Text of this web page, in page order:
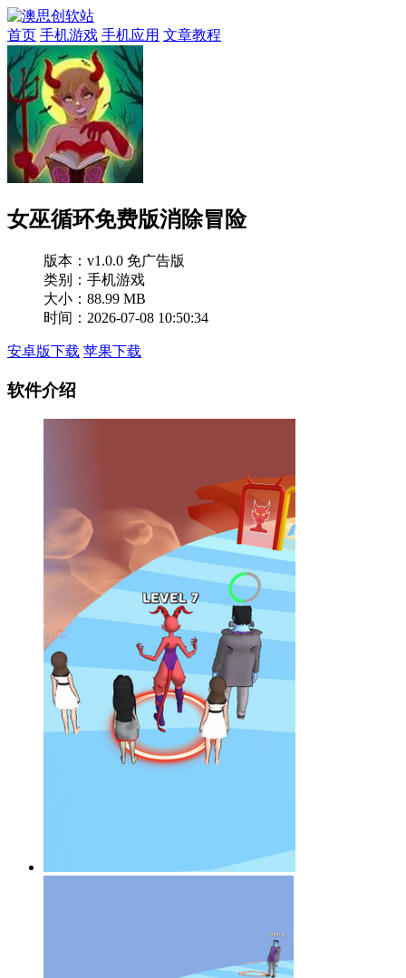
首页 手机游戏 手机应用 文章教程
女巫循环免费版消除冒险
版本： v1.0.0 免广告版
类别：手机游戏
大小：88.99 MB
时间：2026-07-08 10:50:34
安卓版下载 苹果下载
软件介绍